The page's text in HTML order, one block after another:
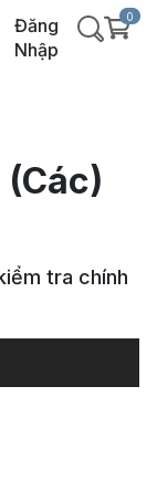
Đăng
Nhập
0
tra chính